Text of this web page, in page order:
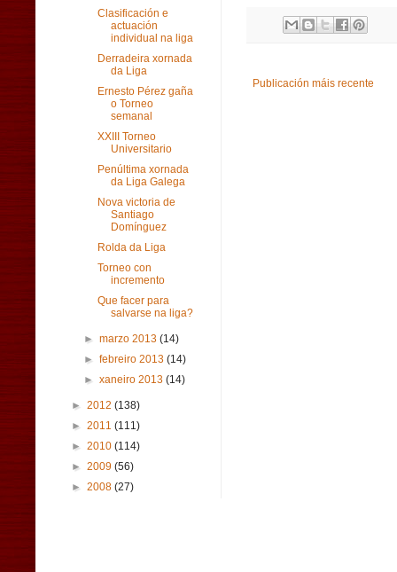
Publicación máis recente
Clasificación e
actuación
individual na liga
Derradeira xornada
da Liga
Ernesto Pérez gaña
o Torneo
semanal
XXIII Torneo
Universitario
Penúltima xornada
da Liga Galega
Nova victoria de
Santiago
Domínguez
Rolda da Liga
Torneo con
incremento
Que facer para
salvarse na liga?
►marzo 2013(14)
►febreiro 2013(14)
►xaneiro 2013(14)
► 2012 (138)
► 2011 (111)
► 2010 (114)
► 2009 (56)
► 2008 (27)